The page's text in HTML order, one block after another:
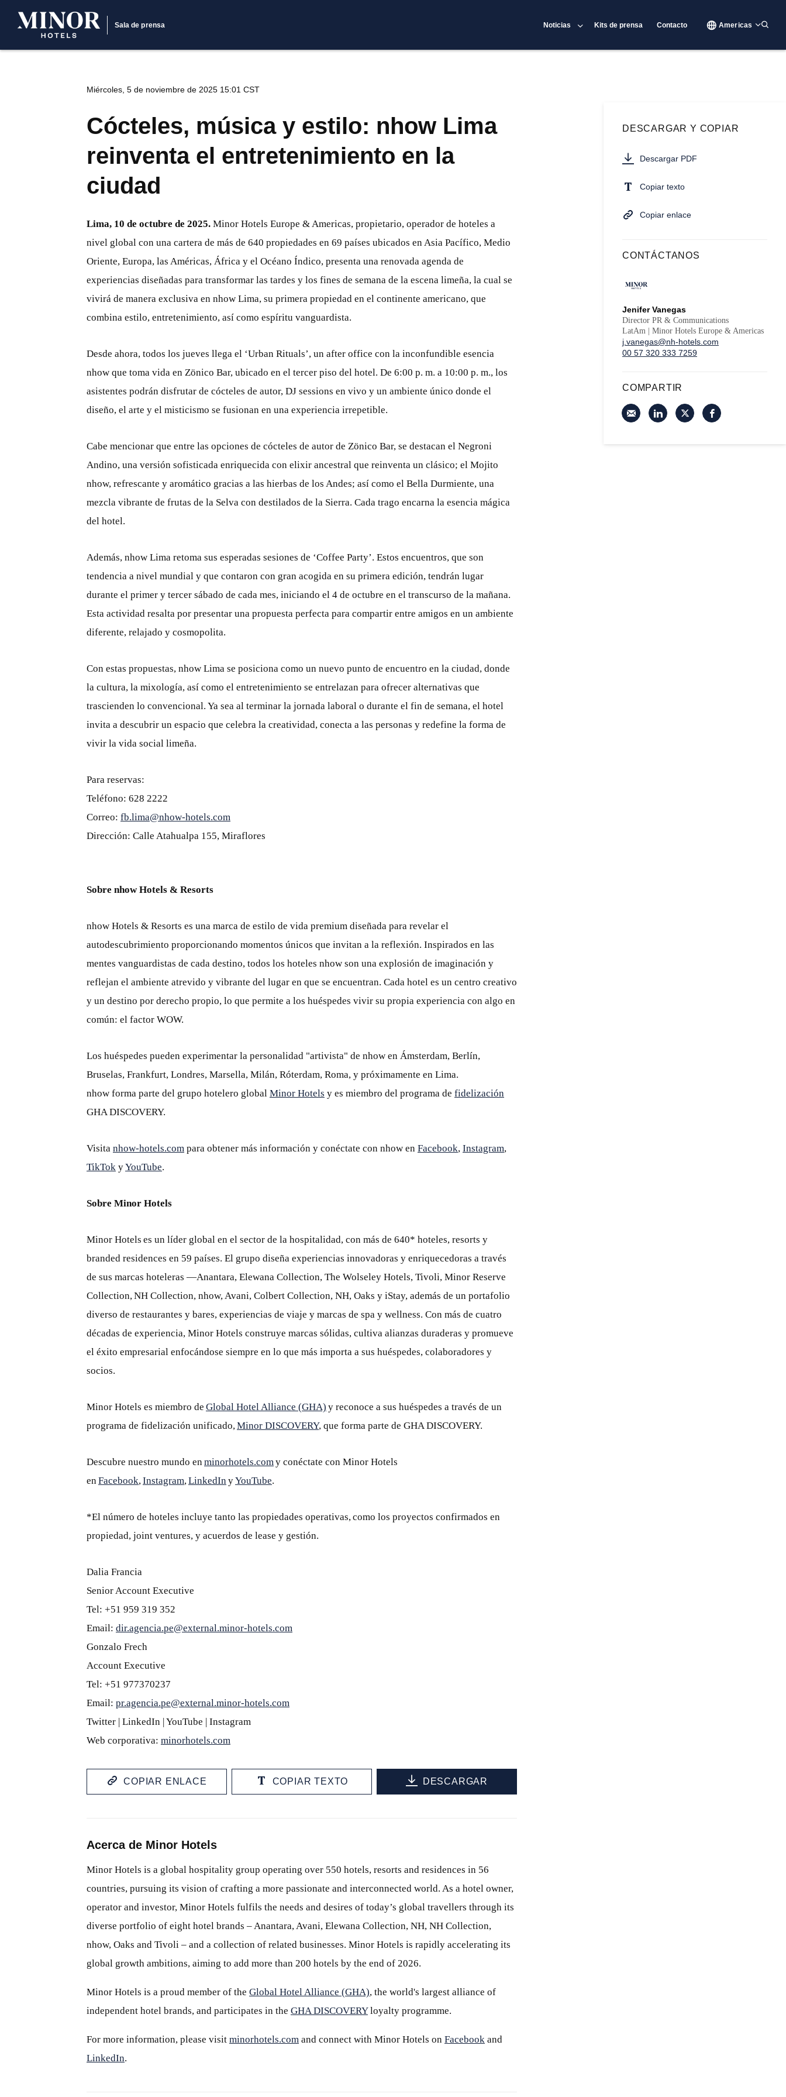
Sala de prensa Noticias Kits de prensa Contacto Americas
Miércoles, 5 de noviembre de 2025 15:01 CST
Cócteles, música y estilo: nhow Lima
reinventa el entretenimiento en la
ciudad
Lima, 10 de octubre de 2025. Minor Hotels Europe & Americas, propietario, operador de hoteles a
nivel global con una cartera de más de 640 propiedades en 69 países ubicados en Asia Pacífico, Medio
Oriente, Europa, las Américas, África y el Océano Índico, presenta una renovada agenda de
experiencias diseñadas para transformar las tardes y los fines de semana de la escena limeña, la cual se
vivirá de manera exclusiva en nhow Lima, su primera propiedad en el continente americano, que
combina estilo, entretenimiento, así como espíritu vanguardista.
Desde ahora, todos los jueves llega el ‘Urban Rituals’, un after office con la inconfundible esencia
nhow que toma vida en Zönico Bar, ubicado en el tercer piso del hotel. De 6:00 p. m. a 10:00 p. m., los
asistentes podrán disfrutar de cócteles de autor, DJ sessions en vivo y un ambiente único donde el
diseño, el arte y el misticismo se fusionan en una experiencia irrepetible.
Cabe mencionar que entre las opciones de cócteles de autor de Zönico Bar, se destacan el Negroni
Andino, una versión sofisticada enriquecida con elixir ancestral que reinventa un clásico; el Mojito
nhow, refrescante y aromático gracias a las hierbas de los Andes; así como el Bella Durmiente, una
mezcla vibrante de frutas de la Selva con destilados de la Sierra. Cada trago encarna la esencia mágica
del hotel.
Además, nhow Lima retoma sus esperadas sesiones de ‘Coffee Party’. Estos encuentros, que son
tendencia a nivel mundial y que contaron con gran acogida en su primera edición, tendrán lugar
durante el primer y tercer sábado de cada mes, iniciando el 4 de octubre en el transcurso de la mañana.
Esta actividad resalta por presentar una propuesta perfecta para compartir entre amigos en un ambiente
diferente, relajado y cosmopolita.
Con estas propuestas, nhow Lima se posiciona como un nuevo punto de encuentro en la ciudad, donde
la cultura, la mixología, así como el entretenimiento se entrelazan para ofrecer alternativas que
trascienden lo convencional. Ya sea al terminar la jornada laboral o durante el fin de semana, el hotel
invita a descubrir un espacio que celebra la creatividad, conecta a las personas y redefine la forma de
vivir la vida social limeña.
Para reservas:
Teléfono: 628 2222
Correo: fb.lima@nhow-hotels.com
Dirección: Calle Atahualpa 155, Miraflores
Sobre nhow Hotels & Resorts
nhow Hotels & Resorts es una marca de estilo de vida premium diseñada para revelar el
autodescubrimiento proporcionando momentos únicos que invitan a la reflexión. Inspirados en las
mentes vanguardistas de cada destino, todos los hoteles nhow son una explosión de imaginación y
reflejan el ambiente atrevido y vibrante del lugar en que se encuentran. Cada hotel es un centro creativo
y un destino por derecho propio, lo que permite a los huéspedes vivir su propia experiencia con algo en
común: el factor WOW.
Los huéspedes pueden experimentar la personalidad "artivista" de nhow en Ámsterdam, Berlín,
Bruselas, Frankfurt, Londres, Marsella, Milán, Róterdam, Roma, y próximamente en Lima.
nhow forma parte del grupo hotelero global Minor Hotels y es miembro del programa de fidelización
GHA DISCOVERY.
Visita nhow-hotels.com para obtener más información y conéctate con nhow en Facebook, Instagram,
TikTok yYouTube.
Sobre Minor Hotels
Minor Hotels es un líder global en el sector de la hospitalidad, con más de 640* hoteles, resorts y
branded residences en 59 países. El grupo diseña experiencias innovadoras y enriquecedoras a través
de sus marcas hoteleras —Anantara, Elewana Collection, The Wolseley Hotels, Tivoli, Minor Reserve
Collection, NH Collection, nhow, Avani, Colbert Collection, NH, Oaks y iStay, además de un portafolio
diverso de restaurantes y bares, experiencias de viaje y marcas de spa y wellness. Con más de cuatro
décadas de experiencia, Minor Hotels construye marcas sólidas, cultiva alianzas duraderas y promueve
el éxito empresarial enfocándose siempre en lo que más importa a sus huéspedes, colaboradores y
socios.
Minor Hotels es miembro de Global Hotel Alliance (GHA) y reconoce a sus huéspedes a través de un
programa de fidelización unificado,Minor DISCOVERY, que forma parte de GHA DISCOVERY.
Descubre nuestro mundo enminorhotels.comy conéctate con Minor Hotels
enFacebook,Instagram,LinkedInyYouTube.
*El número de hoteles incluye tanto las propiedades operativas, como los proyectos confirmados en
propiedad, joint ventures, y acuerdos de lease y gestión.
Dalia Francia
Senior Account Executive
Tel: +51 959 319 352
Email: dir.agencia.pe@external.minor-hotels.com
Gonzalo Frech
Account Executive
Tel: +51 977370237
Email: pr.agencia.pe@external.minor-hotels.com
Twitter | LinkedIn | YouTube | Instagram
Web corporativa: minorhotels.com
COPIAR ENLACE COPIAR TEXTO DESCARGAR
Acerca de Minor Hotels
Minor Hotels is a global hospitality group operating over 550 hotels, resorts and residences in 56
countries, pursuing its vision of crafting a more passionate and interconnected world. As a hotel owner,
operator and investor, Minor Hotels fulfils the needs and desires of today’s global travellers through its
diverse portfolio of eight hotel brands – Anantara, Avani, Elewana Collection, NH, NH Collection,
nhow, Oaks and Tivoli – and a collection of related businesses. Minor Hotels is rapidly accelerating its
global growth ambitions, aiming to add more than 200 hotels by the end of 2026.
Minor Hotels is a proud member of the Global Hotel Alliance (GHA), the world's largest alliance of
independent hotel brands, and participates in the GHA DISCOVERYloyalty programme.
For more information, please visit minorhotels.com and connect with Minor Hotels on Facebook and
LinkedIn.
DESCARGAR Y COPIAR
Descargar PDF
Copiar texto
Copiar enlace
CONTÁCTANOS
Jenifer Vanegas
Director PR & Communications
LatAm | Minor Hotels Europe & Americas
j.vanegas@nh-hotels.com
00 57 320 333 7259
COMPARTIR